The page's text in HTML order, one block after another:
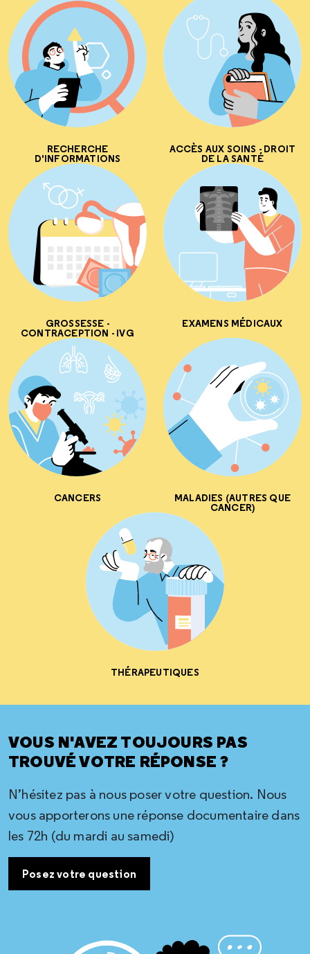
RECHERCHE
D'INFORMATIONS
ACCÈS AUX SOINS - DROIT
DE LA SANTÉ
GROSSESSE -
CONTRACEPTION - IVG
EXAMENS MÉDICAUX
CANCERS MALADIES (AUTRES QUE
CANCER)
THÉRAPEUTIQUES
VOUS N'AVEZ TOUJOURS PAS
TROUVÉ VOTRE RÉPONSE ?
N’hésitez pas à nous poser votre question. Nous
vous apporterons une réponse documentaire dans
les 72h (du mardi au samedi)
Posez votre question